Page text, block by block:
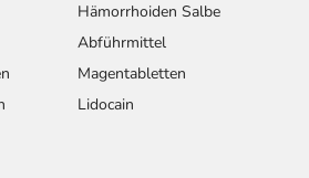
Hämorrhoiden Salbe
Abführmittel
Magentabletten
Lidocain